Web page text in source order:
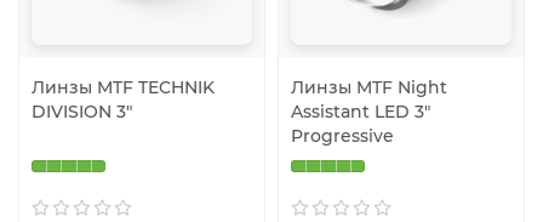
Линзы MTF TECHNIK
DIVISION 3"
Линзы MTF Night
Assistant LED 3″
Progressive